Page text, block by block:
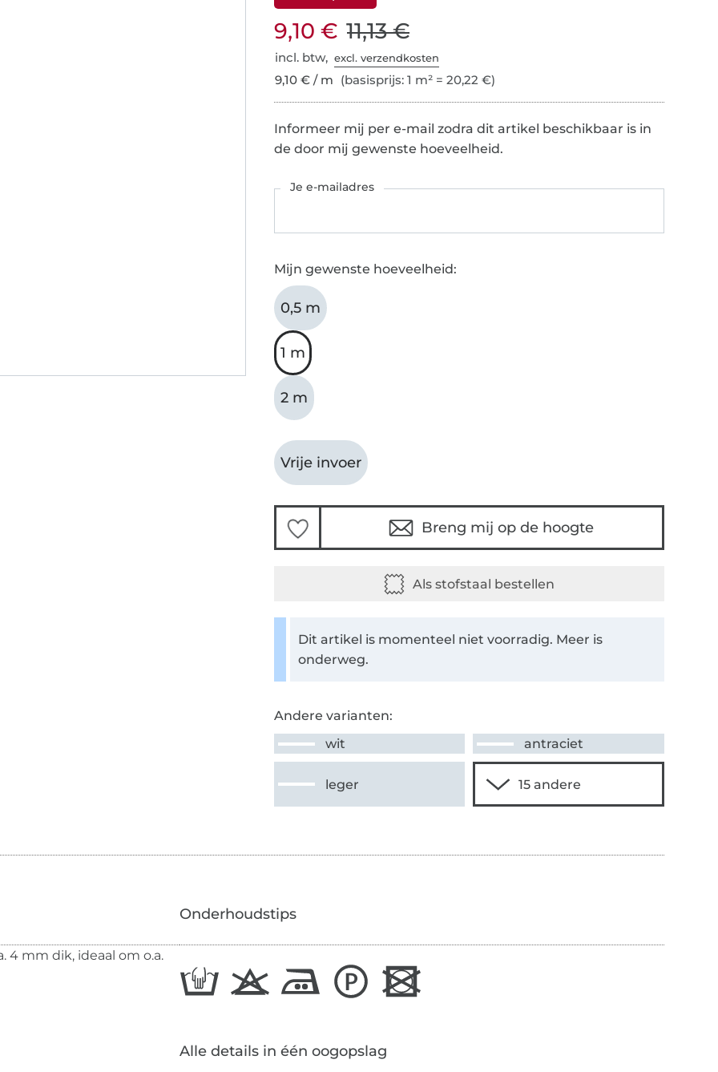
9,10 € 11,13 €
incl. btw,excl. verzendkosten
9,10 € / m (basisprijs: 1 m² = 20,22 €)
Informeer mij per e-mail zodra dit artikel beschikbaar is in
de door mij gewenste hoeveelheid.
Je e-mailadres
Mijn gewenste hoeveelheid:
0,5 m
1 m
2 m
Vrije invoer
Breng mij op de hoogte
Dit artikel is momenteel niet voorradig. Meer is
onderweg.
Andere varianten:
wit
antraciet
leger
4 mm dik, ideaal om o.a.
Onderhoudstips
Alle details in één oogopslag